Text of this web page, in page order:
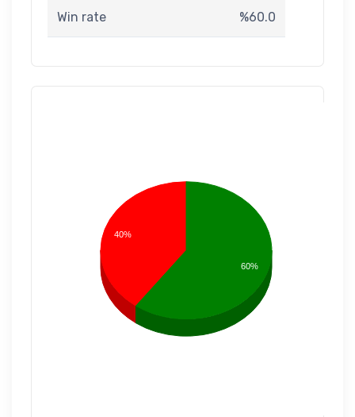
Win rate %60.0
40%
60%